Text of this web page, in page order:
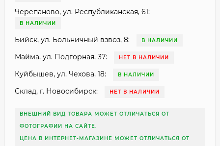
Черепаново, ул. Республиканская, 61:
В НАЛИЧИИ
Бийск, ул. Больничный взвоз, 8: В НАЛИЧИИ
Майма, ул. Подгорная, 37: НЕТ В НАЛИЧИИ
Куйбышев, ул. Чехова, 18: В НАЛИЧИИ
Склад, г. Новосибирск: НЕТ В НАЛИЧИИ
ВНЕШНИЙ ВИД ТОВАРА МОЖЕТ ОТЛИЧАТЬСЯ ОТ
ФОТОГРАФИИ НА САЙТЕ.
ЦЕНА В ИНТЕРНЕТ-МАГАЗИНЕ МОЖЕТ ОТЛИЧАТЬСЯ ОТ